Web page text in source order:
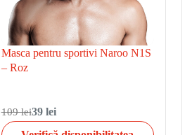
Masca pentru sportivi Naroo N1S
– Roz
109 lei39 lei